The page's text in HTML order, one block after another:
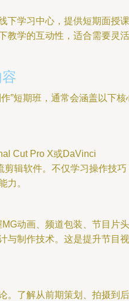
下学习中心，提供短期面授课
教学的互动性，适合需要灵活
”短期班，通常会涵盖以下核
Cut Pro X或DaVinci
辑软件。不仅学习操作技巧
力。
动画、频道包装、节目片头
与制作技术。这是提升节目视
。了解从前期策划、拍摄到后